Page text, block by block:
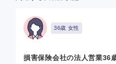
36歳 女性
損害保険会社の法人営業36